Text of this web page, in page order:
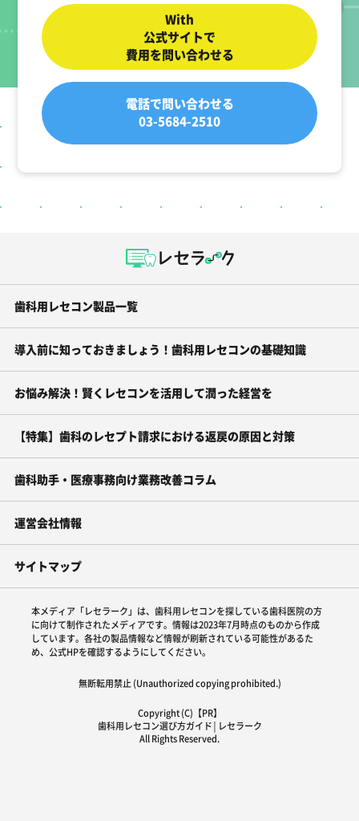
With
公式サイトで
費用を問い合わせる
電話で問い合わせる
03-5684-2510
歯科用レセコン製品一覧
導入前に知っておきましょう！歯科用レセコンの基礎知識
お悩み解決！賢くレセコンを活用して潤った経営を
【特集】歯科のレセプト請求における返戻の原因と対策
歯科助手・医療事務向け業務改善コラム
運営会社情報
サイトマップ
本メディア「レセラーク」は、歯科用レセコンを探している歯科医院の方
に向けて制作されたメディアです。情報は2023年7月時点のものから作成
しています。各社の製品情報など情報が刷新されている可能性があるた
め、公式HPを確認するようにしてください。
無断転用禁止 (Unauthorized copying prohibited.)
Copyright (C)【PR】
歯科用レセコン選び方ガイド│レセラーク
All Rights Reserved.